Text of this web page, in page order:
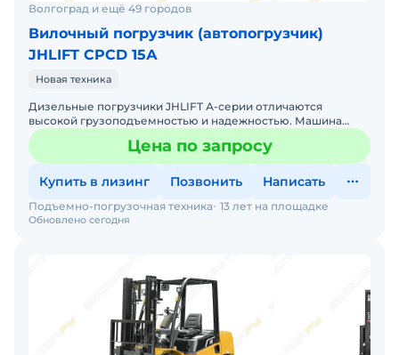
Волгоград и ещё 49 городов
Вилочный погрузчик (автопогрузчик)
JHLIFT CPCD 15А
Новая техника
Дизельные погрузчики JHLIFT А-серии отличаются
высокой грузоподъемностью и надежностью. Машина
приводится в действие мощным и надежным двигателем
XINCHAI мощнос
Цена по запросу
Купить в лизинг Позвонить Написать
Обновлено сегодня
Подъемно-погрузочная техника 13 лет на площадке